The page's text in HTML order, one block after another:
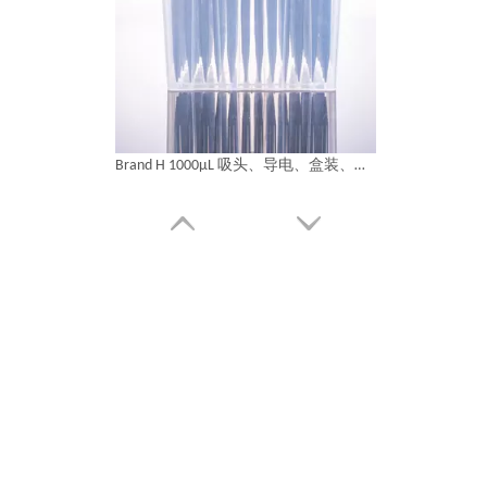
Brand H 1000μL 吸头、导电、盒装、带滤芯，无菌，低吸附